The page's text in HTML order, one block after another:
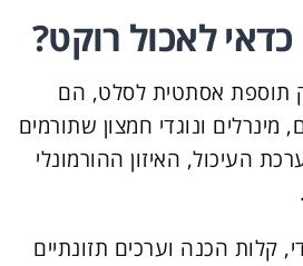
לאכול רוקט?
תוספת אסתטית לסלט, הם
מינרלים ונוגדי חמצון שתורמים
העיכול, האיזון ההורמונלי
קלות הכנה וערכים תזונתיים